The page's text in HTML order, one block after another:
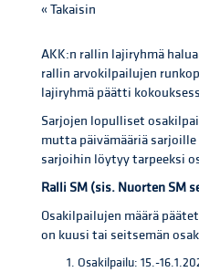
« Takaisin
AKK:n rallin lajiryhmä
rallin arvokilpailujen
lajiryhmä päätti
Sarjojen lopulliset
mutta päivämääriä
sarjoihin löytyy tarpeeksi
Ralli SM (sis. Nuorten SM
Osakilpailujen määrä
on kuusi tai seitsemän
Osakilpailu: 15.-